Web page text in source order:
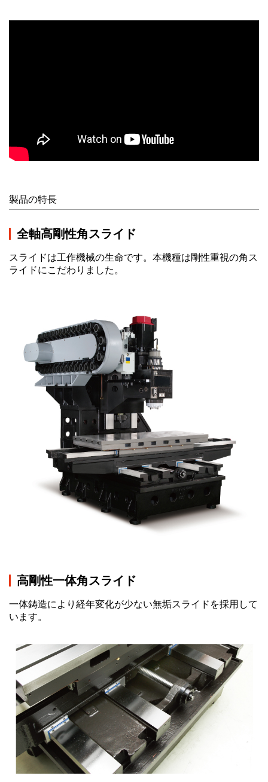
製品の特長
全軸高剛性角スライド
スライドは工作機械の生命です。本機種は剛性重視の角ス
ライドにこだわりました。
高剛性一体角スライド
一体鋳造により経年変化が少ない無垢スライドを採用して
います。